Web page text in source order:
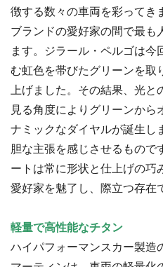
徴する数々の車両を彩ってき
ブランドの愛好家の間で最も
ます。ジラール・ペルゴは
む虹色を帯びたグリーンを取
上げました。その結果、光と
見る角度によりグリーンから
ナミックなダイヤルが誕生し
胆な主張を感じさせるもので
ートは常に形状と仕上げの
愛好家を魅了し、際立つ存在
軽量で高性能なチタン
ハイパフォーマンスカー製造